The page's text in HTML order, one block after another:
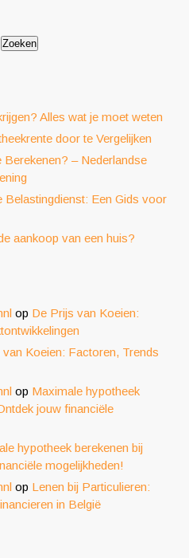
Zoeken
Alles wat je moet weten
door te Vergelijken
– Nederlandse
Belastingdienst: Een Gids voor
aankoop van een huis?
op De Prijs van Koeien:
van Koeien: Factoren, Trends
op Maximale hypotheek
jouw financiële
hypotheek berekenen bij
mogelijkheden!
op Lenen bij Particulieren:
in België